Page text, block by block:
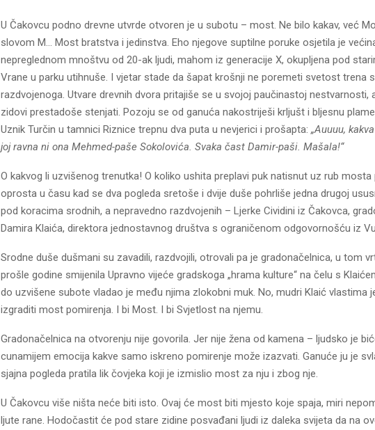
U Čakovcu podno drevne utvrde otvoren je u subotu – most. Ne bilo kakav, već
slovom M… Most bratstva i jedinstva. Eho njegove suptilne poruke osjetila je
nepreglednom mnoštvu od 20-ak ljudi, mahom iz generacije X, okupljena pod
Vrane u parku utihnuše. I vjetar stade da šapat krošnji ne poremeti svetost trena
razdvojenoga. Utvare drevnih dvora pritajiše se u svojoj paučinastoj nestvarnosti,
zidovi prestadoše stenjati. Pozoju se od ganuća nakostriješi krljušt i bljesnu
Uznik Turčin u tamnici Riznice trepnu dva puta u nevjerici i prošapta: „Auuuu,
joj ravna ni ona Mehmed-paše Sokolovića. Svaka čast Damir-paši. Mašala!“
O kakvog li uzvišenog trenutka! O koliko ushita preplavi puk natisnut uz rub mosta
oprosta u času kad se dva pogleda sretoše i dvije duše pohrliše jedna drugoj
pod koracima srodnih, a nepravedno razdvojenih – Ljerke Cividini iz Čakovca,
Damira Klaića, direktora jednostavnog društva s ograničenom odgovornošću iz
Srodne duše dušmani su zavadili, razdvojili, otrovali pa je gradonačelnica, u tom
prošle godine smijenila Upravno vijeće gradskoga „hrama kulture“ na čelu s
do uzvišene subote vladao je među njima zlokobni muk. No, mudri Klaić vlastima
izgraditi most pomirenja. I bi Most. I bi Svjetlost na njemu.
Gradonačelnica na otvorenju nije govorila. Jer nije žena od kamena – ljudsko je
cunamijem emocija kakve samo iskreno pomirenje može izazvati. Ganuće ju je
sjajna pogleda pratila lik čovjeka koji je izmislio most za nju i zbog nje.
U Čakovcu više ništa neće biti isto. Ovaj će most biti mjesto koje spaja, miri
ljute rane. Hodočastit će pod stare zidine posvađani ljudi iz daleka svijeta da na